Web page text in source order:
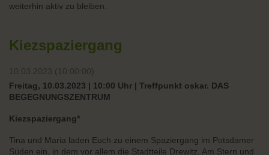
weiterhin aktiv zu bleiben.
Kiezspaziergang
10.03.2023 (10:00:00)
Freitag, 10.03.2023 | 10:00 Uhr | Treffpunkt oskar. DAS
BEGEGNUNGSZENTRUM
Kiezspaziergang*
Tina und Maria laden Euch zu einem Spaziergang im Potsdamer
Süden ein, in dem vor allem die Stadtteile Drewitz, Am Stern und